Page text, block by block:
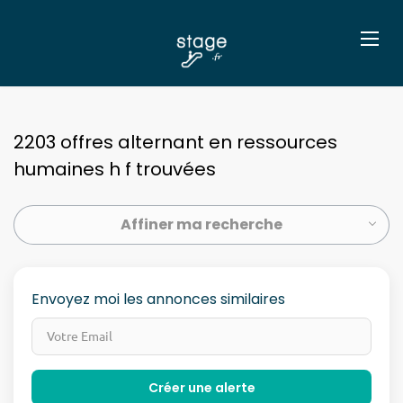
2203 offres alternant en ressources
humaines h f trouvées
Affiner ma recherche
Envoyez moi les annonces similaires